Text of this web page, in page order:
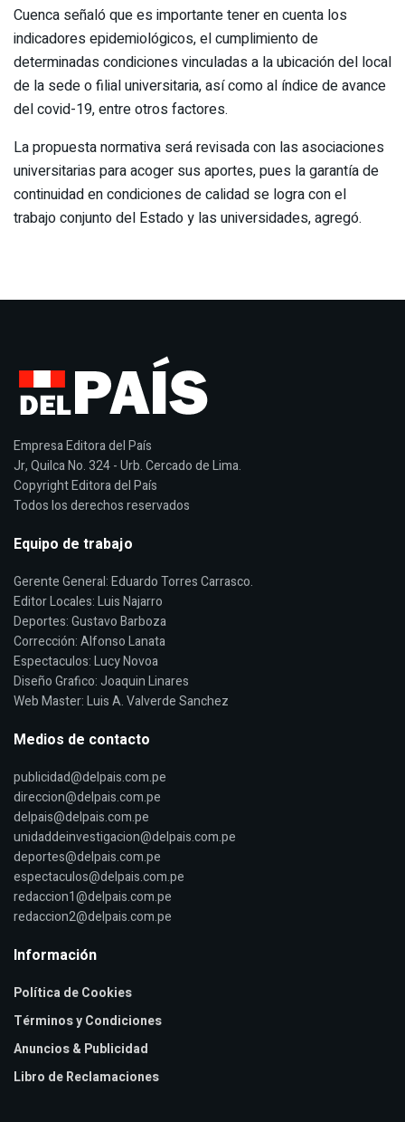
Cuenca señaló que es importante tener en cuenta los
indicadores epidemiológicos, el cumplimiento de
determinadas condiciones vinculadas a la ubicación del local
de la sede o filial universitaria, así como al índice de avance
del covid-19, entre otros factores.
La propuesta normativa será revisada con las asociaciones
universitarias para acoger sus aportes, pues la garantía de
continuidad en condiciones de calidad se logra con el
trabajo conjunto del Estado y las universidades, agregó.
Empresa Editora del País
Jr, Quilca No. 324 - Urb. Cercado de Lima.
Copyright Editora del País
Todos los derechos reservados
Equipo de trabajo
Gerente General: Eduardo Torres Carrasco.
Editor Locales: Luis Najarro
Deportes: Gustavo Barboza
Corrección: Alfonso Lanata
Espectaculos: Lucy Novoa
Diseño Grafico: Joaquin Linares
Web Master: Luis A. Valverde Sanchez
Medios de contacto
publicidad@delpais.com.pe
direccion@delpais.com.pe
delpais@delpais.com.pe
unidaddeinvestigacion@delpais.com.pe
deportes@delpais.com.pe
espectaculos@delpais.com.pe
redaccion1@delpais.com.pe
redaccion2@delpais.com.pe
Información
Política de Cookies
Términos y Condiciones
Anuncios & Publicidad
Libro de Reclamaciones